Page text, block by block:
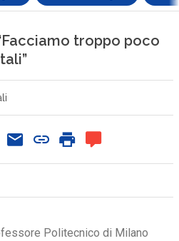
troppo poco
Politecnico di Milano